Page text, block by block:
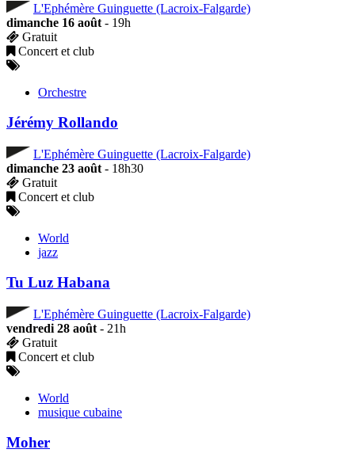
L'Ephémère Guinguette (Lacroix-Falgarde)
dimanche 16 août - 19h
Gratuit
Concert et club
Orchestre
Jérémy Rollando
L'Ephémère Guinguette (Lacroix-Falgarde)
dimanche 23 août - 18h30
Gratuit
Concert et club
World
jazz
Tu Luz Habana
L'Ephémère Guinguette (Lacroix-Falgarde)
vendredi 28 août - 21h
Gratuit
Concert et club
World
musique cubaine
Moher